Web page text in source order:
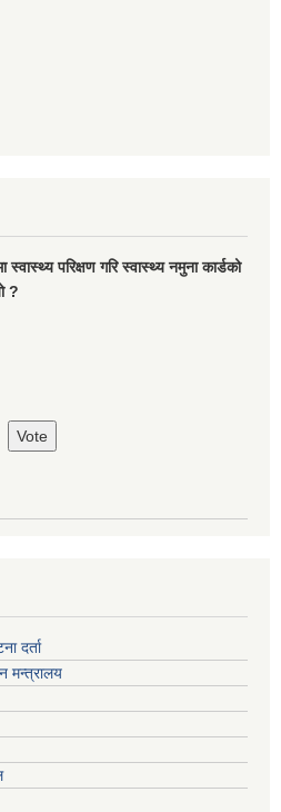
स्वास्थ्य परिक्षण गरि स्वास्थ्य नमुना कार्डको
?
दर्ता
मन्त्रालय